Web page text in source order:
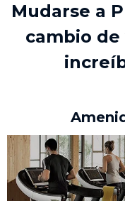
Mudarse a
cambio